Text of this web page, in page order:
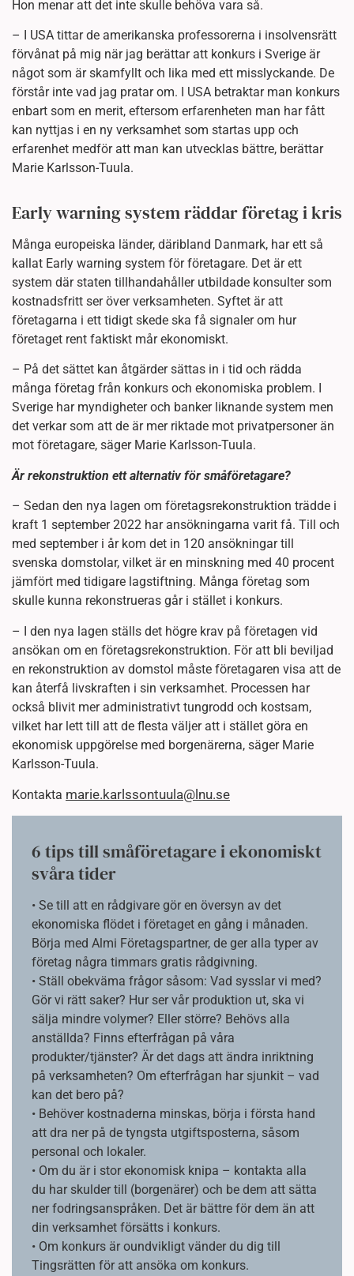
Hon menar att det inte skulle behöva vara så.
– I USA tittar de amerikanska professorerna i insolvensrätt
förvånat på mig när jag berättar att konkurs i Sverige är
något som är skamfyllt och lika med ett misslyckande. De
förstår inte vad jag pratar om. I USA betraktar man konkurs
enbart som en merit, eftersom erfarenheten man har fått
kan nyttjas i en ny verksamhet som startas upp och
erfarenhet medför att man kan utvecklas bättre, berättar
Marie Karlsson-Tuula.
Early warning system räddar företag i kris
Många europeiska länder, däribland Danmark, har ett så
kallat Early warning system för företagare. Det är ett
system där staten tillhandahåller utbildade konsulter som
kostnadsfritt ser över verksamheten. Syftet är att
företagarna i ett tidigt skede ska få signaler om hur
företaget rent faktiskt mår ekonomiskt.
– På det sättet kan åtgärder sättas in i tid och rädda
många företag från konkurs och ekonomiska problem. I
Sverige har myndigheter och banker liknande system men
det verkar som att de är mer riktade mot privatpersoner än
mot företagare, säger Marie Karlsson-Tuula.
Är rekonstruktion ett alternativ för småföretagare?
– Sedan den nya lagen om företagsrekonstruktion trädde i
kraft 1 september 2022 har ansökningarna varit få. Till och
med september i år kom det in 120 ansökningar till
svenska domstolar, vilket är en minskning med 40 procent
jämfört med tidigare lagstiftning. Många företag som
skulle kunna rekonstrueras går i stället i konkurs.
– I den nya lagen ställs det högre krav på företagen vid
ansökan om en företagsrekonstruktion. För att bli beviljad
en rekonstruktion av domstol måste företagaren visa att de
kan återfå livskraften i sin verksamhet. Processen har
också blivit mer administrativt tungrodd och kostsam,
vilket har lett till att de flesta väljer att i stället göra en
ekonomisk uppgörelse med borgenärerna, säger Marie
Karlsson-Tuula.
Kontakta marie.karlssontuula@lnu.se
6 tips till småföretagare i ekonomiskt
svåra tider
• Se till att en rådgivare gör en översyn av det
ekonomiska flödet i företaget en gång i månaden.
Börja med Almi Företagspartner, de ger alla typer av
företag några timmars gratis rådgivning.
• Ställ obekväma frågor såsom: Vad sysslar vi med?
Gör vi rätt saker? Hur ser vår produktion ut, ska vi
sälja mindre volymer? Eller större? Behövs alla
anställda? Finns efterfrågan på våra
produkter/tjänster? Är det dags att ändra inriktning
på verksamheten? Om efterfrågan har sjunkit – vad
kan det bero på?
• Behöver kostnaderna minskas, börja i första hand
att dra ner på de tyngsta utgiftsposterna, såsom
personal och lokaler.
• Om du är i stor ekonomisk knipa – kontakta alla
du har skulder till (borgenärer) och be dem att sätta
ner fodringsanspråken. Det är bättre för dem än att
din verksamhet försätts i konkurs.
• Om konkurs är oundvikligt vänder du dig till
Tingsrätten för att ansöka om konkurs.